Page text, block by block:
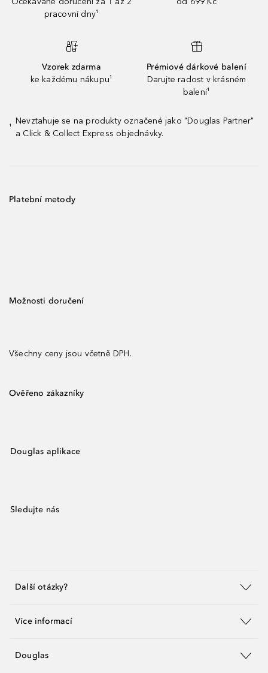
pracovní dny¹
Vzorek zdarma
ke každému nákupu¹
Prémiové dárkové balení
Darujte radost v krásném
balení¹
¹
Nevztahuje se na produkty označené jako "Douglas Partner"
a Click & Collect Express objednávky.
Platební metody
Možnosti doručení
Všechny ceny jsou včetně DPH.
Ověřeno zákazníky
Douglas aplikace
Sledujte nás
Další otázky?
Více informací
Douglas